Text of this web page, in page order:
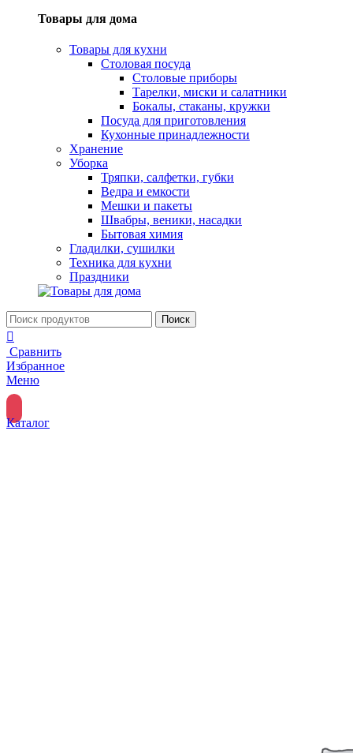
Товары для дома
Товары для кухни
Столовая посуда
Столовые приборы
Тарелки, миски и салатники
Бокалы, стаканы, кружки
Посуда для приготовления
Кухонные принадлежности
Хранение
Уборка
Тряпки, салфетки, губки
Ведра и емкости
Мешки и пакеты
Швабры, веники, насадки
Бытовая химия
Гладилки, сушилки
Техника для кухни
Праздники
Поиск
Сравнить
Избранное
Меню
Каталог